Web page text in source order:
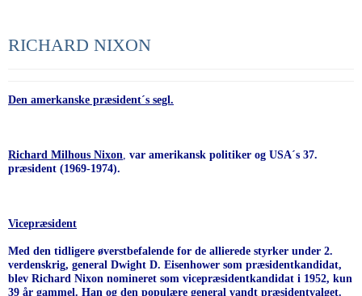
RICHARD NIXON
Den amerkanske præsident´s segl.
Richard Milhous Nixon var amerikansk politiker og USA´s 37.
præsident (1969-1974).
Vicepræsident
Med den tidligere øverstbefalende for de allierede styrker under 2.
verdenskrig, general Dwight D. Eisenhower som præsidentkandidat,
blev Richard Nixon nomineret som vicepræsidentkandidat i 1952, kun
39 år gammel. Han og den populære general vandt præsidentvalget.